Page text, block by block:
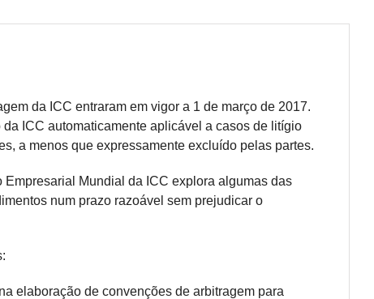
da ICC entraram em vigor a 1 de março de 2017.
ICC automaticamente aplicável a casos de litígio
a menos que expressamente excluído pelas partes.
Empresarial Mundial da ICC explora algumas das
num prazo razoável sem prejudicar o
elaboração de convenções de arbitragem para